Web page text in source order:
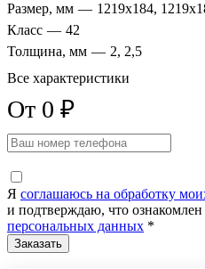
Размер, мм — 1219x184,
Класс — 42
Толщина, мм — 2, 2,5
Все характеристики
От 0 ₽
Я соглашаюсь на обработку
и подтверждаю, что ознакомлен
персональных данных *